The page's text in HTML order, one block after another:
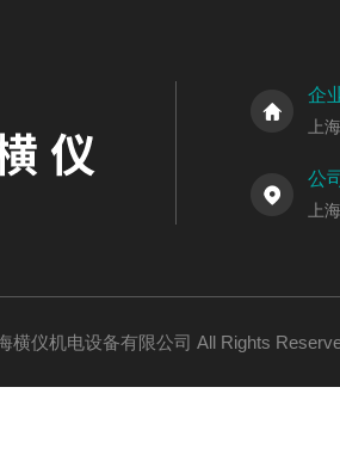
企
上
公
上
横仪机电设备有限公司 All Rights